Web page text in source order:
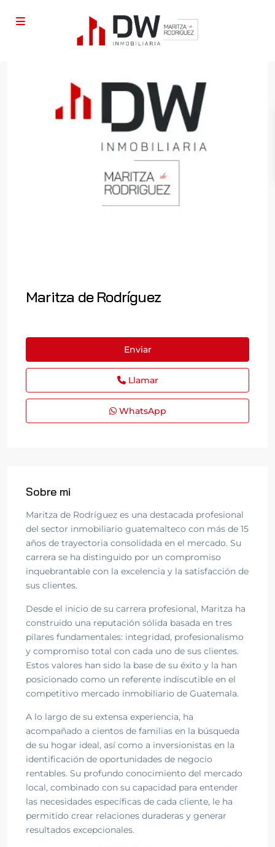
Maritza de Rodríguez
Enviar
Llamar
WhatsApp
Sobre mi
Maritza de Rodríguez es una destacada profesional
del sector inmobiliario guatemalteco con más de 15
años de trayectoria consolidada en el mercado. Su
carrera se ha distinguido por un compromiso
inquebrantable con la excelencia y la satisfacción de
sus clientes.
Desde el inicio de su carrera profesional, Maritza ha
construido una reputación sólida basada en tres
pilares fundamentales: integridad, profesionalismo
y compromiso total con cada uno de sus clientes.
Estos valores han sido la base de su éxito y la han
posicionado como un referente indiscutible en el
competitivo mercado inmobiliario de Guatemala.
A lo largo de su extensa experiencia, ha
acompañado a cientos de familias en la búsqueda
de su hogar ideal, así como a inversionistas en la
identificación de oportunidades de negocio
rentables. Su profundo conocimiento del mercado
local, combinado con su capacidad para entender
las necesidades específicas de cada cliente, le ha
permitido crear relaciones duraderas y generar
resultados excepcionales.